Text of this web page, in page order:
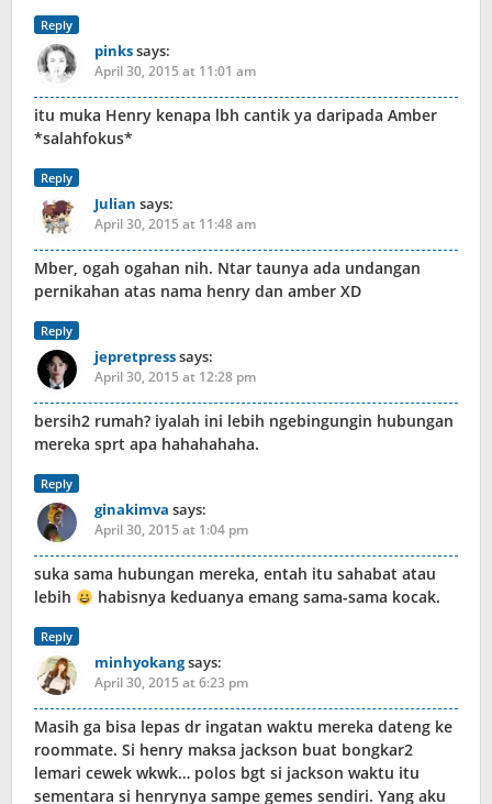
Reply
pinkssays:
April 30, 2015 at 11:01 am
itu muka Henry kenapa lbh cantik ya daripada Amber
*salahfokus*
Reply
Julian says:
April 30, 2015 at 11:48 am
Mber, ogah ogahan nih. Ntar taunya ada undangan
pernikahan atas nama henry dan amber XD
Reply
jepretpresssays:
April 30, 2015 at 12:28 pm
bersih2 rumah? iyalah ini lebih ngebingungin hubungan
mereka sprt apa hahahahaha.
Reply
ginakimva says:
April 30, 2015 at 1:04 pm
suka sama hubungan mereka, entah itu sahabat atau
lebih
habisnya keduanya emang sama-sama kocak.
Reply
minhyokangsays:
April 30, 2015 at 6:23 pm
Masih ga bisa lepas dr ingatan waktu mereka dateng ke
roommate. Si henry maksa jackson buat bongkar2
lemari cewek wkwk… polos bgt si jackson waktu itu
sementara si henrynya sampe gemes sendiri. Yang aku